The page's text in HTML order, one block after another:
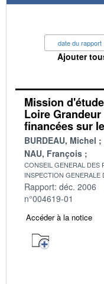
date du rapport
Ajouter
Mission
Loire
financées sur
BURDEAU, Michel
NAU, François
CONSEIL GENERAL DES
INSPECTION GENERALE
Rapport: déc. 2006
n°004619-01
Accéder à la notice